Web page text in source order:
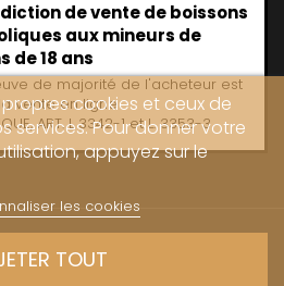
de vente de boissons
aux mineurs de
de 18 ans
de majorité de l'acheteur est
vente en ligne
ART. L 3342-1 et L. 3353-3
cookies et ceux de
services. Pour donner votre
appuyez sur le
les cookies
TOUT